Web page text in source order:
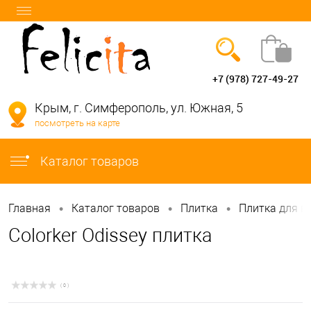
info@felicita-crimea.ru
+7 (978) 727-49-27
Крым, г. Симферополь, ул. Южная, 5
посмотреть на карте
Каталог товаров
Главная • Каталог товаров • Плитка • Плитка для
Colorker Odissey плитка
( 0 )